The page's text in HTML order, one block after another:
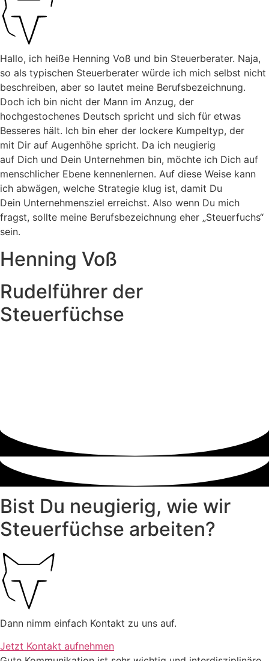
Hallo, ich heiße Henning Voß und bin Steuerberater. Naja,
so als typischen Steuerberater würde ich mich selbst nicht
beschreiben, aber so lautet meine Berufsbezeichnung.
Doch ich bin nicht der Mann im Anzug, der
hochgestochenes Deutsch spricht und sich für etwas
Besseres hält. Ich bin eher der lockere Kumpeltyp, der
mit Dir auf Augenhöhe spricht. Da ich neugierig
auf Dich und Dein Unternehmen bin, möchte ich Dich auf
menschlicher Ebene kennenlernen. Auf diese Weise kann
ich abwägen, welche Strategie klug ist, damit Du
Dein Unternehmensziel erreichst. Also wenn Du mich
fragst, sollte meine Berufsbezeichnung eher „Steuerfuchs“
sein.
Henning Voß
Rudelführer der
Steuerfüchse
Bist Du neugierig, wie wir
Steuerfüchse arbeiten?
Dann nimm einfach Kontakt zu uns auf.
Jetzt Kontakt aufnehmen